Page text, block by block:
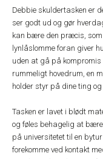
Debbie skuldertasken er
ser godt ud og gør
kan bære den præcis,
lynlåslomme foran giver
uden at gå på
rummeligt hovedrum, en
holder styr på dine ting
Tasken er lavet i blødt
og føles behagelig at
på universitetet til en
forekomme ved kontakt